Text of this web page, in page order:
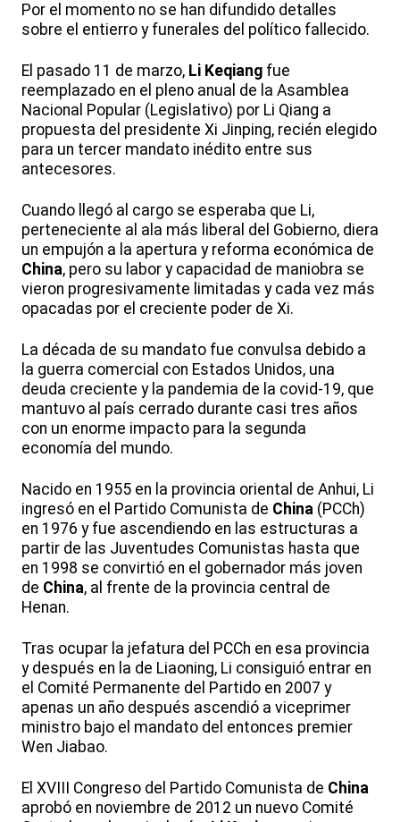
Por el momento no se han difundido detalles
sobre el entierro y funerales del político fallecido.
El pasado 11 de marzo, Li Keqiang fue
reemplazado en el pleno anual de la Asamblea
Nacional Popular (Legislativo) por Li Qiang a
propuesta del presidente Xi Jinping, recién elegido
para un tercer mandato inédito entre sus
antecesores.
Cuando llegó al cargo se esperaba que Li,
perteneciente al ala más liberal del Gobierno, diera
un empujón a la apertura y reforma económica de
China, pero su labor y capacidad de maniobra se
vieron progresivamente limitadas y cada vez más
opacadas por el creciente poder de Xi.
La década de su mandato fue convulsa debido a
la guerra comercial con Estados Unidos, una
deuda creciente y la pandemia de la covid-19, que
mantuvo al país cerrado durante casi tres años
con un enorme impacto para la segunda
economía del mundo.
Nacido en 1955 en la provincia oriental de Anhui, Li
ingresó en el Partido Comunista de China (PCCh)
en 1976 y fue ascendiendo en las estructuras a
partir de las Juventudes Comunistas hasta que
en 1998 se convirtió en el gobernador más joven
de China, al frente de la provincia central de
Henan.
Tras ocupar la jefatura del PCCh en esa provincia
y después en la de Liaoning, Li consiguió entrar en
el Comité Permanente del Partido en 2007 y
apenas un año después ascendió a viceprimer
ministro bajo el mandato del entonces premier
Wen Jiabao.
El XVIII Congreso del Partido Comunista de China
aprobó en noviembre de 2012 un nuevo Comité